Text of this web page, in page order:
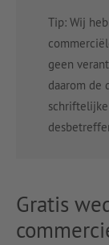
Tip: Wij
geen
daarom de
Gratis